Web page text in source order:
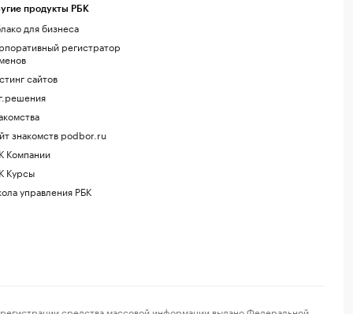
продукты РБК
для бизнеса
регистратор
сайтов
знакомств podbor.ru
Компании
Курсы
управления РБК